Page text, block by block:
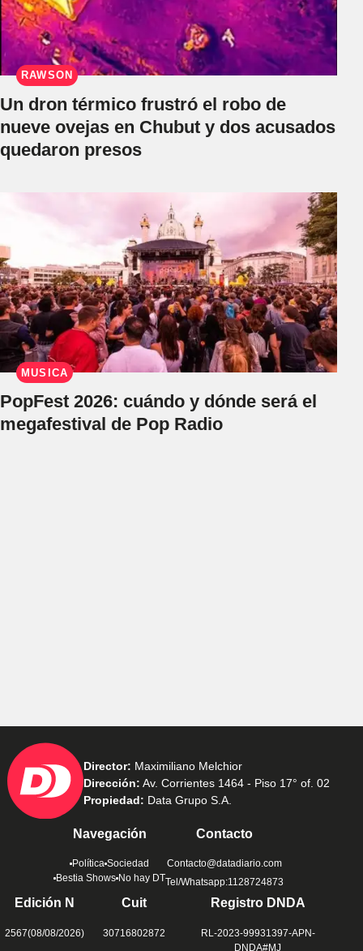
RAWSON
Un dron térmico frustró el robo de
nueve ovejas en Chubut y dos acusados
quedaron presos
MÚSICA
PopFest 2026: cuándo y dónde será el
megafestival de Pop Radio
Director: Maximiliano Melchior
Dirección: Av. Corrientes 1464 - Piso 17° of. 02
Propiedad: Data Grupo S.A.
Navegación
Política Sociedad
Bestia Shows No hay DT
Contacto
Contacto@datadiario.com
Tel/Whatsapp:1128724873
Edición N
2567(08/08/2026)
Cuit
30716802872
Registro DNDA
RL-2023-99931397-APN-
DNDA#MJ